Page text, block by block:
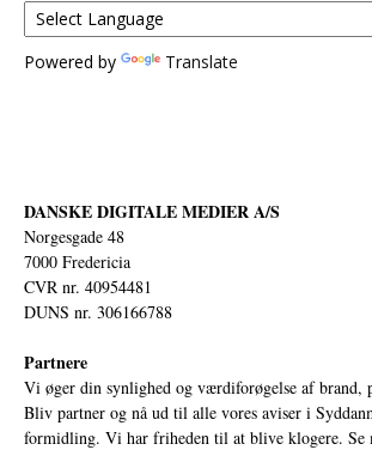
Powered by Translate
DANSKE DIGITALE MEDIER A/S
Norgesgade 48
7000 Fredericia
CVR nr. 40954481
DUNS nr. 306166788
Partnere
Vi øger din synlighed og værdiforøgelse af brand,
Bliv partner og nå ud til alle vores aviser i
formidling. Vi har friheden til at blive klogere. Se